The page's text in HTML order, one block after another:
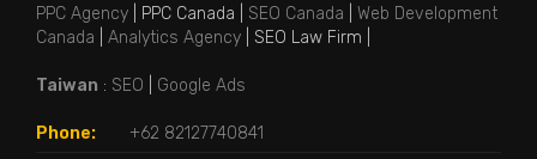
PPC Agency | PPC Canada | SEO Canada
Web Development
Canada
Analytics Agency | SEO Law Firm |
Taiwan : SEO Google Ads
Phone:
+62 82127740841